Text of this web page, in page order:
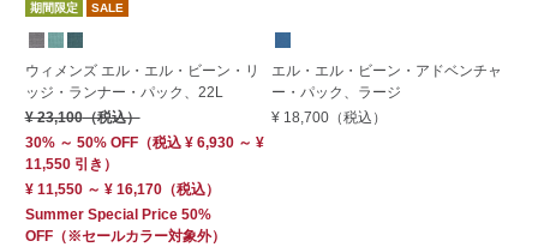
期間限定 SALE
ウィメンズ エル・エル・ビーン・リ
ッジ・ランナー・パック、22L
¥ 23,100（税込）
30% ～ 50% OFF（税込 ¥ 6,930 ～ ¥
11,550 引き）
¥ 11,550 ～ ¥ 16,170（税込）
Summer Special Price 50%
OFF（※セールカラー対象外）
エル・エル・ビーン・アドベンチャ
ー・パック、ラージ
¥ 18,700 （税込）